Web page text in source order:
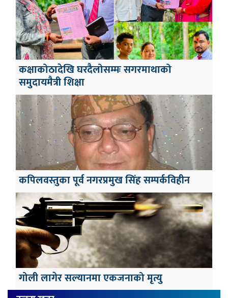
कक्षाकोठादेखि घरदैलोसम्मः सगरमाथाको
समुदायमैत्री शिक्षा
कपिलवस्तुका पूर्व नगरप्रमुख सिंह सम्पर्कविहीन
गोली लागेर सल्यानमा एकजनाको मृत्यु